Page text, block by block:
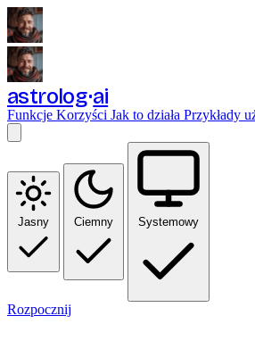
astrolog ai
Funkcje Korzyści Jak to działa Przykłady
Jasny Ciemny Systemowy
Rozpocznij